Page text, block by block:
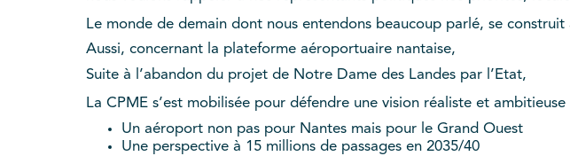
Le monde de demain dont nous entendons beaucoup parlé, se construit
Aussi, concernant la plateforme aéroportuaire nantaise,
Suite à l’abandon du projet de Notre Dame des Landes par l’Etat,
La CPME s’est mobilisée pour défendre une vision réaliste et
Un aéroport non pas pour Nantes mais pour le Grand Ouest
Une perspective à 15 millions de passages en 2035/40